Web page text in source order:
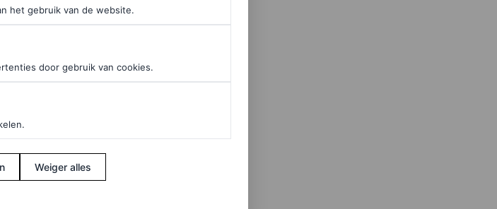
het gebruik van de website.
door gebruik van cookies.
Weiger alles